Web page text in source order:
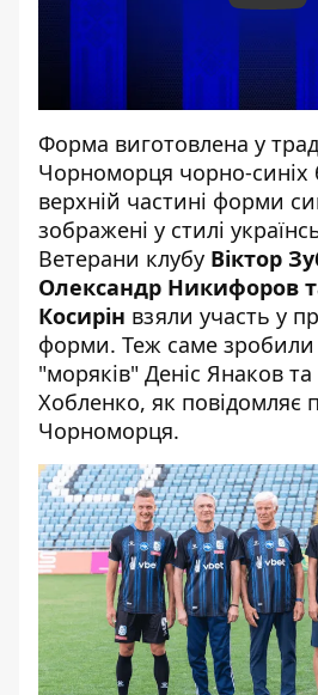
Форма виготовлена у
Чорноморця чорно-синіх
верхній частині форми
зображені у стилі
Ветерани клубу Віктор
Олександр Никифоров
Косирін взяли участь у
форми. Теж саме зробили
"моряків" Деніс Янаков та
Хобленко, як повідомляє
Чорноморця.